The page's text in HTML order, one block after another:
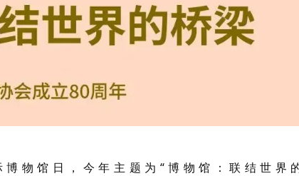
物馆日，今年主题为“博物馆：联结世界